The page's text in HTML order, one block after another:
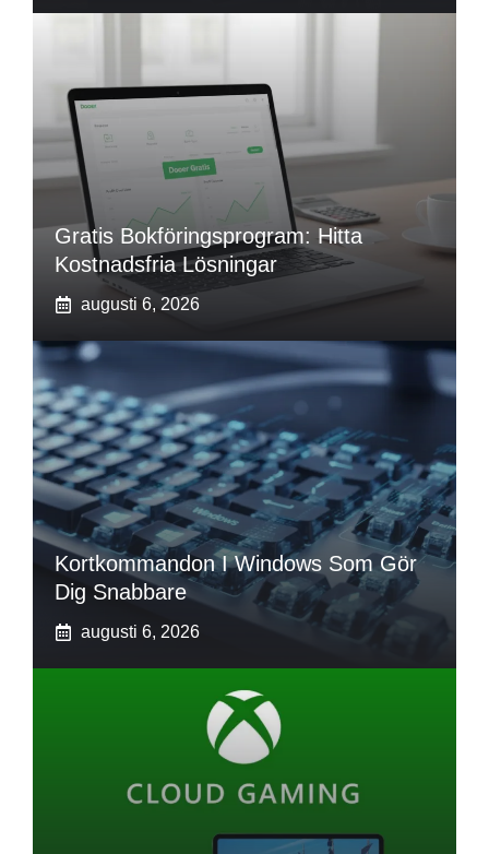
Gratis Bokföringsprogram: Hitta
Kostnadsfria Lösningar
augusti 6, 2026
Kortkommandon I Windows Som Gör
Dig Snabbare
augusti 6, 2026